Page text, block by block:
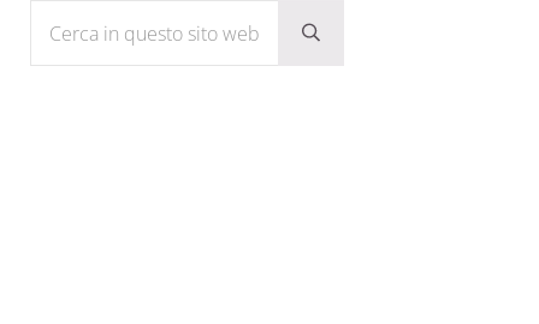
Submit search